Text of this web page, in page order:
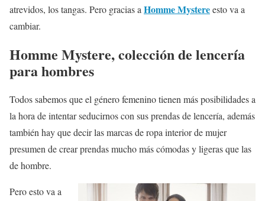
atrevidos, los tangas. Pero gracias aHomme Mystereesto va a
cambiar.
Homme Mystere, colección de lencería
para hombres
Todos sabemos que el género femenino tienen más posibilidades a
la hora de intentar seducirnos con sus prendas de lencería, además
también hay que decir las marcas de ropa interior de mujer
presumen de crear prendas mucho más cómodas y ligeras que las
de hombre.
Pero esto va a